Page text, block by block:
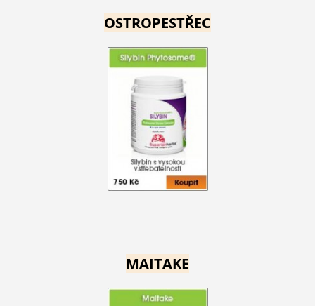
OSTROPESTŘEC
MAITAKE